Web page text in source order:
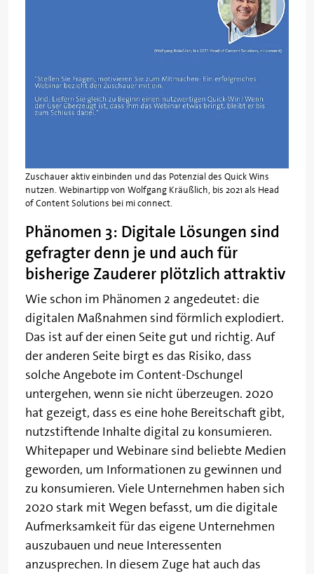
Zuschauer aktiv einbinden und das Potenzial des Quick Wins
nutzen. Webinartipp von Wolfgang Kräußlich, bis 2021 als Head
of Content Solutions bei mi connect.
Phänomen 3: Digitale Lösungen sind
gefragter denn je und auch für
bisherige Zauderer plötzlich attraktiv
Wie schon im Phänomen 2 angedeutet: die
digitalen Maßnahmen sind förmlich explodiert.
Das ist auf der einen Seite gut und richtig. Auf
der anderen Seite birgt es das Risiko, dass
solche Angebote im Content-Dschungel
untergehen, wenn sie nicht überzeugen. 2020
hat gezeigt, dass es eine hohe Bereitschaft gibt,
nutzstiftende Inhalte digital zu konsumieren.
Whitepaper und Webinare sind beliebte Medien
geworden, um Informationen zu gewinnen und
zu konsumieren. Viele Unternehmen haben sich
2020 stark mit Wegen befasst, um die digitale
Aufmerksamkeit für das eigene Unternehmen
auszubauen und neue Interessenten
anzusprechen. In diesem Zuge hat auch das